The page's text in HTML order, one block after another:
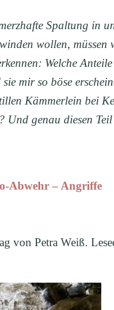
Spaltung in
wollen, müssen
Welche
mir so böse
Kämmerlein bei
Und genau diesen
Abwehr – Angriffe
von Petra Weiß.